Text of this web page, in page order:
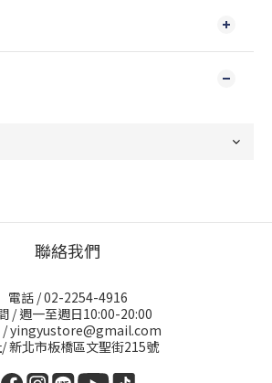
聯絡我們
電話 / 02-2254-4916
/ 週一至週日10:00-20:00
/ yingyustore@gmail.com
新北市板橋區文聖街215號